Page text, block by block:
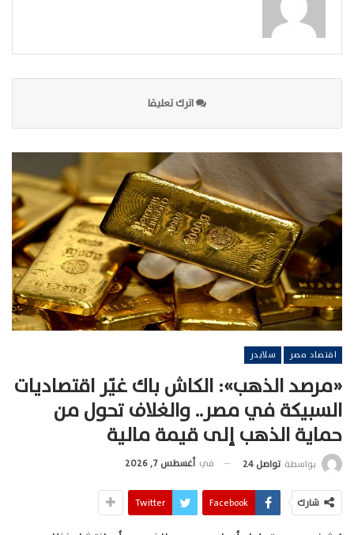
اترك تعليقا
اقتصاد مصر سلايدر
«مرصد الذهب»: الكاش باك غيّر اقتصاديات
السبيكة في مصر.. والغلاف تحول من
حماية الذهب إلى قيمة مالية
بواسطة تواصل 24 في أغسطس 7, 2026
شارك Facebook
Twitter